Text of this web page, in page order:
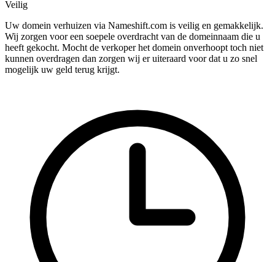
Veilig
Uw domein verhuizen via Nameshift.com is veilig en gemakkelijk.
Wij zorgen voor een soepele overdracht van de domeinnaam die u
heeft gekocht. Mocht de verkoper het domein onverhoopt toch niet
kunnen overdragen dan zorgen wij er uiteraard voor dat u zo snel
mogelijk uw geld terug krijgt.